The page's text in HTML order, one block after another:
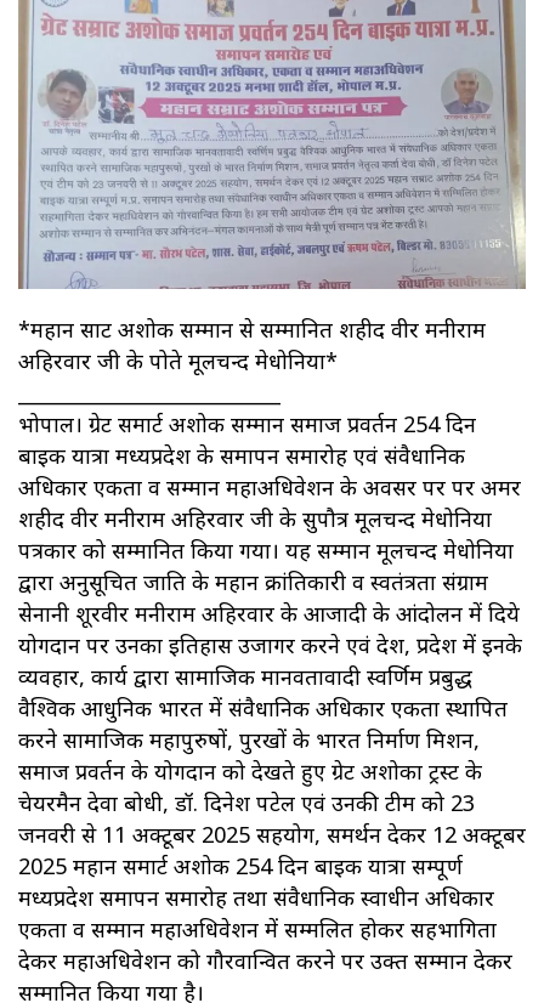
*महान सम्राट अशोक सम्मान से सम्मानित शहीद वीर मनीराम
अहिरवार जी के पोते मूलचन्द मेधोनिया*
भोपाल। ग्रेट समार्ट अशोक सम्मान समाज प्रवर्तन 254 दिन
बाइक यात्रा मध्यप्रदेश के समापन समारोह एवं संवैधानिक
अधिकार एकता व सम्मान महाअधिवेशन के अवसर पर पर अमर
शहीद वीर मनीराम अहिरवार जी के सुपौत्र मूलचन्द मेधोनिया
पत्रकार को सम्मानित किया गया। यह सम्मान मूलचन्द मेधोनिया
द्वारा अनुसूचित जाति के महान क्रांतिकारी व स्वतंत्रता संग्राम
सेनानी शूरवीर मनीराम अहिरवार के आजादी के आंदोलन में दिये
योगदान पर उनका इतिहास उजागर करने एवं देश, प्रदेश में इनके
व्यवहार, कार्य द्वारा सामाजिक मानवतावादी स्वर्णिम प्रबुद्ध
वैश्विक आधुनिक भारत में संवैधानिक अधिकार एकता स्थापित
करने सामाजिक महापुरुषों, पुरखों के भारत निर्माण मिशन,
समाज प्रवर्तन के योगदान को देखते हुए ग्रेट अशोका ट्रस्ट के
चेयरमैन देवा बोधी, डॉ. दिनेश पटेल एवं उनकी टीम को 23
जनवरी से 11 अक्टूबर 2025 सहयोग, समर्थन देकर 12 अक्टूबर
2025 महान समार्ट अशोक 254 दिन बाइक यात्रा सम्पूर्ण
मध्यप्रदेश समापन समारोह तथा संवैधानिक स्वाधीन अधिकार
एकता व सम्मान महाअधिवेशन में सम्मलित होकर सहभागिता
देकर महाअधिवेशन को गौरवान्वित करने पर उक्त सम्मान देकर
सम्मानित किया गया है।